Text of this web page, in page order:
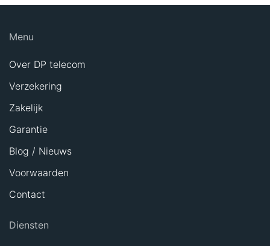
Menu
Over DP telecom
Verzekering
Zakelijk
Garantie
Blog / Nieuws
Voorwaarden
Contact
Diensten